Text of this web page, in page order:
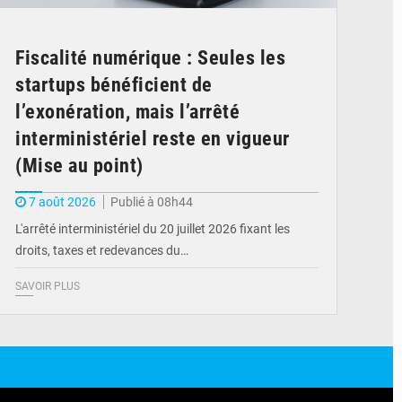
Fiscalité numérique : Seules les
startups bénéficient de
l’exonération, mais l’arrêté
interministériel reste en vigueur
(Mise au point)
7 août 2026
Publié à 08h44
L'arrêté interministériel du 20 juillet 2026 fixant les
droits, taxes et redevances du…
SAVOIR PLUS